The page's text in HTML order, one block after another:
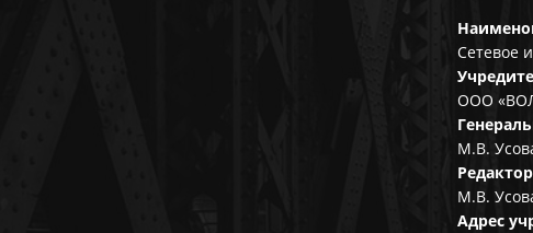
Сетевое
ООО
М.В.
М.В.
Адрес